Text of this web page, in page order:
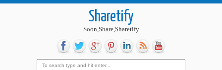
Sharetify
Soon,Share,Sharetify